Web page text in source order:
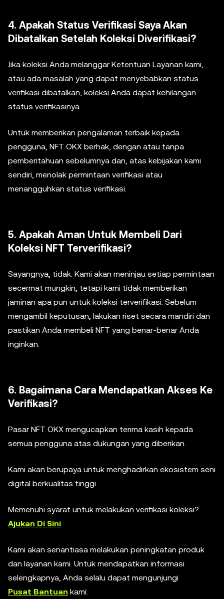
4. Apakah Status Verifikasi Saya Akan
Dibatalkan Setelah Koleksi Diverifikasi?
Jika koleksi Anda melanggar Ketentuan Layanan kami,
atau ada masalah yang dapat menyebabkan status
verifikasi dibatalkan, koleksi Anda dapat kehilangan
status verifikasinya.
Untuk memberikan pengalaman terbaik kepada
pengguna, NFT OKX berhak, dengan atau tanpa
pemberitahuan sebelumnya dan, atas kebijakan kami
sendiri, menolak permintaan verifikasi atau
menangguhkan status verifikasi.
5. Apakah Aman Untuk Membeli Dari
Koleksi NFT Terverifikasi?
Sayangnya, tidak. Kami akan meninjau setiap permintaan
secermat mungkin, tetapi kami tidak memberikan
jaminan apa pun untuk koleksi terverifikasi. Sebelum
mengambil keputusan, lakukan riset secara mandiri dan
pastikan Anda membeli NFT yang benar-benar Anda
inginkan.
6. Bagaimana Cara Mendapatkan Akses Ke
Verifikasi?
Pasar NFT OKX mengucapkan terima kasih kepada
semua pengguna atas dukungan yang diberikan.
Kami akan berupaya untuk menghadirkan ekosistem seni
digital berkualitas tinggi.
Memenuhi syarat untuk melakukan verifikasi koleksi?
Ajukan Di Sini
Kami akan senantiasa melakukan peningkatan produk
dan layanan kami. Untuk mendapatkan informasi
selengkapnya, Anda selalu dapat mengunjungi
Pusat Bantuan kami.